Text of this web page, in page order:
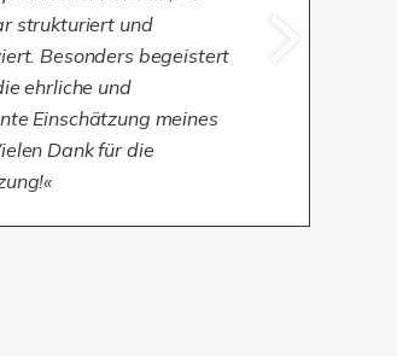
strukturiert und
Besonders begeistert
ehrliche und
Einschätzung meines
Dank für die